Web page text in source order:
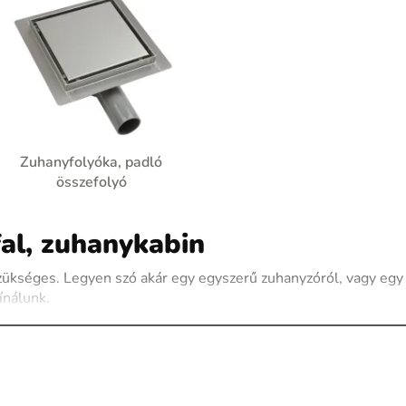
Zuhanyfolyóka, padló
összefolyó
zuhanykabin
Legyen szó akár egy egyszerű zuhanyzóról, vagy egy
és gyorsan beépíthetők. A zuhanyfalak védelmet